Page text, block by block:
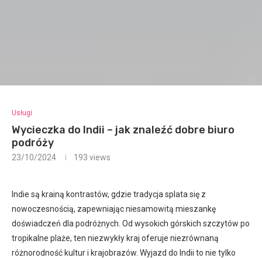
Usługi
Wycieczka do Indii – jak znaleźć dobre biuro
podróży
23/10/2024 193 views
Indie są krainą kontrastów, gdzie tradycja splata się z
nowoczesnością, zapewniając niesamowitą mieszankę
doświadczeń dla podróżnych. Od wysokich górskich szczytów po
tropikalne plaże, ten niezwykły kraj oferuje niezrównaną
różnorodność kultur i krajobrazów. Wyjazd do Indii to nie tylko